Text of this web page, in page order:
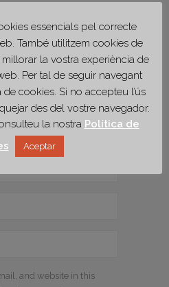
and website in this
essencials pel correcte
També utilitzem cookies de
la vostra experiència de
Per tal de seguir navegant
cookies. Si no accepteu l’ús
des del vostre navegador.
la nostra Política de
Aceptar